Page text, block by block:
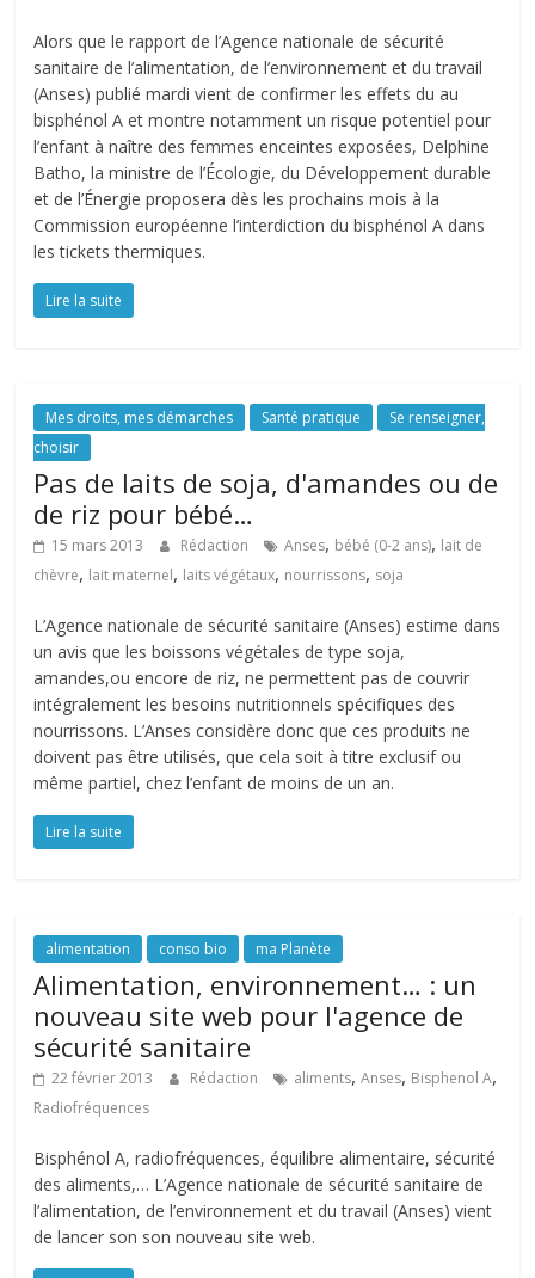
Alors que le rapport de l’Agence nationale de sécurité
sanitaire de l’alimentation, de l’environnement et du travail
(Anses) publié mardi vient de confirmer les effets du au
bisphénol A et montre notamment un risque potentiel pour
l’enfant à naître des femmes enceintes exposées, Delphine
Batho, la ministre de l’Écologie, du Développement durable
et de l’Énergie proposera dès les prochains mois à la
Commission européenne l’interdiction du bisphénol A dans
les tickets thermiques.
Lire la suite
Mes droits, mes démarches Santé pratique
Se renseigner,
choisir
Pas de laits de soja, d'amandes ou de
de riz pour bébé…
15 mars 2013 Rédaction Anses, bébé (0-2 ans), lait de
chèvre, lait maternel, laits végétaux, nourrissons, soja
L’Agence nationale de sécurité sanitaire (Anses) estime dans
un avis que les boissons végétales de type soja,
amandes,ou encore de riz, ne permettent pas de couvrir
intégralement les besoins nutritionnels spécifiques des
nourrissons. L’Anses considère donc que ces produits ne
doivent pas être utilisés, que cela soit à titre exclusif ou
même partiel, chez l’enfant de moins de un an.
Lire la suite
alimentation conso bio ma Planète
Alimentation, environnement… : un
nouveau site web pour l'agence de
sécurité sanitaire
22 février 2013 Rédaction aliments,Anses, Bisphenol A,
Radiofréquences
Bisphénol A, radiofréquences, équilibre alimentaire, sécurité
des aliments,… L’Agence nationale de sécurité sanitaire de
l’alimentation, de l’environnement et du travail (Anses) vient
de lancer son son nouveau site web.